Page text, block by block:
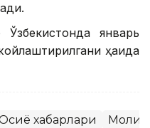
Ўзбекистонда январь
ҳақида
хабарлари Молия